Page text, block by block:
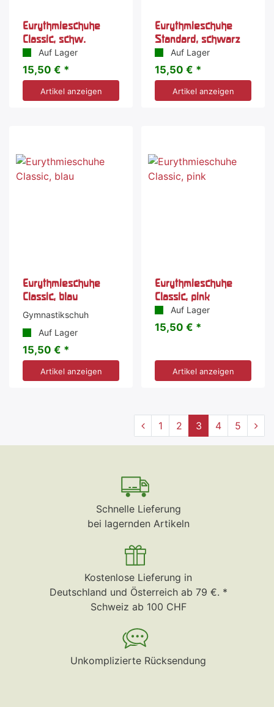
Eurythmieschuhe
Classic, schw.
Auf Lager
15,50 € *
Artikel anzeigen
Eurythmieschuhe
Standard, schwarz
Auf Lager
15,50 € *
Artikel anzeigen
Eurythmieschuhe
Classic, blau
Gymnastikschuh
Auf Lager
15,50 € *
Artikel anzeigen
Eurythmieschuhe
Classic, pink
Auf Lager
15,50 € *
Artikel anzeigen
1 2 3 4 5
Schnelle Lieferung
bei lagernden Artikeln
Kostenlose Lieferung in
Deutschland und Österreich ab 79 €. *
Schweiz ab 100 CHF
Unkomplizierte Rücksendung